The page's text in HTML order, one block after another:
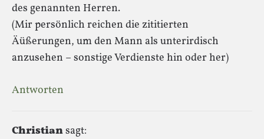
des genannten Herren.
(Mir persönlich reichen die zititierten
Äüßerungen, um den Mann als unterirdisch
anzusehen – sonstige Verdienste hin oder her)
Antworten
Christiansagt: